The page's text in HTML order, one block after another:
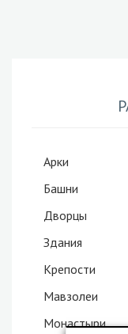
Арки
Башни
Дворцы
Здания
Крепости
Мавзолеи
Монастыри